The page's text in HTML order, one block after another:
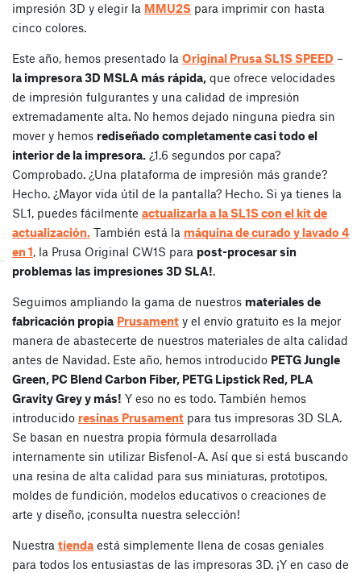
impresión 3D y elegir la MMU2S para imprimir con hasta
cinco colores.
Este año, hemos presentado la Original Prusa SL1S SPEED –
la impresora 3D MSLA más rápida, que ofrece velocidades
de impresión fulgurantes y una calidad de impresión
extremadamente alta. No hemos dejado ninguna piedra sin
mover y hemos rediseñado completamente casi todo el
interior de la impresora. ¿1.6 segundos por capa?
Comprobado. ¿Una plataforma de impresión más grande?
Hecho. ¿Mayor vida útil de la pantalla? Hecho. Si ya tienes la
SL1, puedes fácilmente actualizarla a la SL1S con el kit de
actualización. También está la máquina de curado y lavado 4
en 1, la Prusa Original CW1S para post-procesar sin
problemas las impresiones 3D SLA!.
Seguimos ampliando la gama de nuestros materiales de
fabricación propia Prusament y el envío gratuito es la mejor
manera de abastecerte de nuestros materiales de alta calidad
antes de Navidad. Este año, hemos introducido PETG Jungle
Green, PC Blend Carbon Fiber, PETG Lipstick Red, PLA
Gravity Grey y más! Y eso no es todo. También hemos
introducido resinas Prusament para tus impresoras 3D SLA.
Se basan en nuestra propia fórmula desarrollada
internamente sin utilizar Bisfenol-A. Así que si está buscando
una resina de alta calidad para sus miniaturas, prototipos,
moldes de fundición, modelos educativos o creaciones de
arte y diseño, ¡consulta nuestra selección!
Nuestra tienda está simplemente llena de cosas geniales
para todos los entusiastas de las impresoras 3D. ¡Y en caso de